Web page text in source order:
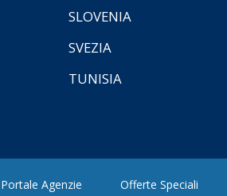
SLOVENIA
SVEZIA
TUNISIA
Portale Agenzie
Offerte Speciali